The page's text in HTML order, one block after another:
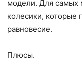
модели. Для самых
колесики, которые
равновесие.
Плюсы.